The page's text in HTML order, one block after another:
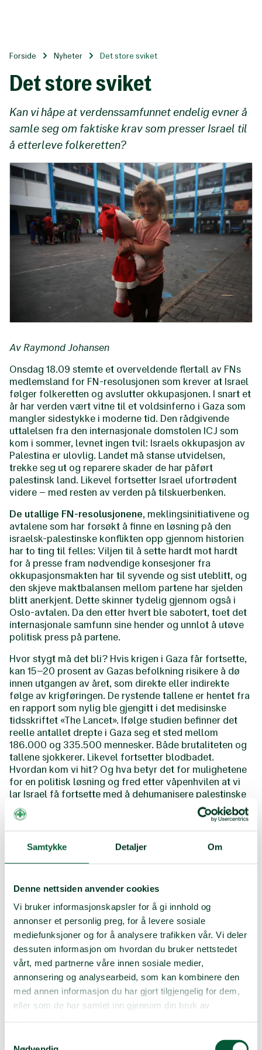
Samtykke Detaljer Om
Denne nettsiden anvender cookies
Vi bruker informasjonskapsler for å gi innhold og
annonser et personlig preg, for å levere sosiale
mediefunksjoner og for å analysere trafikken vår. Vi deler
dessuten informasjon om hvordan du bruker nettstedet
vårt, med partnerne våre innen sosiale medier,
annonsering og analysearbeid, som kan kombinere den
med annen informasjon du har gjort tilgjengelig for dem,
eller som de har samlet inn gjennom din bruk av
Forside Nyheter Det store sviket
Det store sviket
Kan vi håpe at verdenssamfunnet endelig evner å
samle seg om faktiske krav som presser Israel til
å etterleve folkeretten?
Av Raymond Johansen
Onsdag 18.09 stemte et overveldende flertall av FNs
medlemsland for FN-resolusjonen som krever at Israel
følger folkeretten og avslutter okkupasjonen. I snart et
år har verden vært vitne til et voldsinferno i Gaza som
mangler sidestykke i moderne tid. Den rådgivende
uttalelsen fra den internasjonale domstolen ICJ som
kom i sommer, levnet ingen tvil: Israels okkupasjon av
Palestina er ulovlig. Landet må stanse utvidelsen,
trekke seg ut og reparere skader de har påført
palestinsk land. Likevel fortsetter Israel ufortrødent
videre – med resten av verden på tilskuerbenken.
De utallige FN-resolusjonene, meklingsinitiativene og
avtalene som har forsøkt å finne en løsning på den
israelsk-palestinske konflikten opp gjennom historien
har to ting til felles: Viljen til å sette hardt mot hardt
for å presse fram nødvendige konsesjoner fra
okkupasjonsmakten har til syvende og sist uteblitt, og
den skjeve maktbalansen mellom partene har sjelden
blitt anerkjent. Dette skinner tydelig gjennom også i
Oslo-avtalen. Da den etter hvert ble sabotert, toet det
internasjonale samfunn sine hender og unnlot å utøve
politisk press på partene.
Hvor stygt må det bli? Hvis krigen i Gaza får fortsette,
kan 15–20 prosent av Gazas befolkning risikere å dø
innen utgangen av året, som direkte eller indirekte
følge av krigføringen. De rystende tallene er hentet fra
en rapport som nylig ble gjengitt i det medisinske
tidsskriftet «The Lancet». Ifølge studien befinner det
reelle antallet drepte i Gaza seg et sted mellom
186.000 og 335.500 mennesker. Både brutaliteten og
tallene sjokkerer. Likevel fortsetter blodbadet.
Hvordan kom vi hit? Og hva betyr det for mulighetene
for en politisk løsning og fred etter våpenhvilen at vi
lar Israel få fortsette med å dehumanisere palestinske
menneskeliv og systematisk undertrykke det
palestinske folk?
I årtier har Israel
undergravet, diskriminert og drept
palestinske individer og organisasjoner som ville vært
viktige aktører i fredsforhandlinger og statsbygging.
har blitt, jo større trussel har den blitt oppfattet som
fra israelsk side. Helt legitime organisasjoner og
rettighetsforkjempere har fått innskrenket ytrings- og
forsamlingsfriheten sin. De fengsles, bankes opp og
trakasseres over en lav sko.
I nyere tid har udokumenterte israelske terroranklager
mot palestinske organisasjoner vært med på å
undergrave det palestinske sivilsamfunnet ytterligere. I
oktober 2021 ble seks palestinske
sivilsamfunnsorganisasjoner stemplet som
terrororganisasjoner. Israel har ikke klart å legge frem
land har bedt dem omgjøre terrorstemplingen. Likevel